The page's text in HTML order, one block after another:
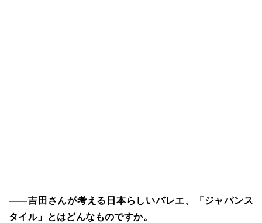
――吉田さんが考える日本らしいバレエ、「ジャパンス
タイル」とはどんなものですか。